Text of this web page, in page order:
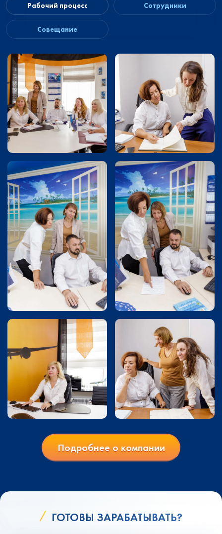
Рабочий процесс Сотрудники
Совещание
Подробнее о компании
ГОТОВЫ ЗАРАБАТЫВАТЬ?